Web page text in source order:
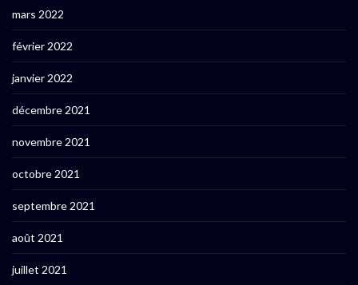
mars 2022
février 2022
janvier 2022
décembre 2021
novembre 2021
octobre 2021
septembre 2021
août 2021
juillet 2021